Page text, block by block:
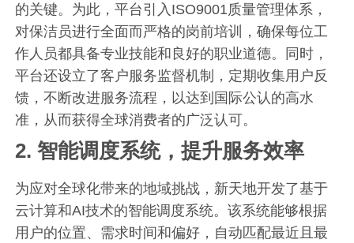
的关键。为此，平台引入ISO9001质量管理体系，
对保洁员进行全面而严格的岗前培训，确保每位工
作人员都具备专业技能和良好的职业道德。同时，
平台还设立了客户服务监督机制，定期收集用户反
馈，不断改进服务流程，以达到国际公认的高水
准，从而获得全球消费者的广泛认可。
2.智能调度系统，提升服务效率
为应对全球化带来的地域挑战，新天地开发了基于
云计算和AI技术的智能调度系统。该系统能够根据
用户的位置、需求时间和偏好，自动匹配最近且最